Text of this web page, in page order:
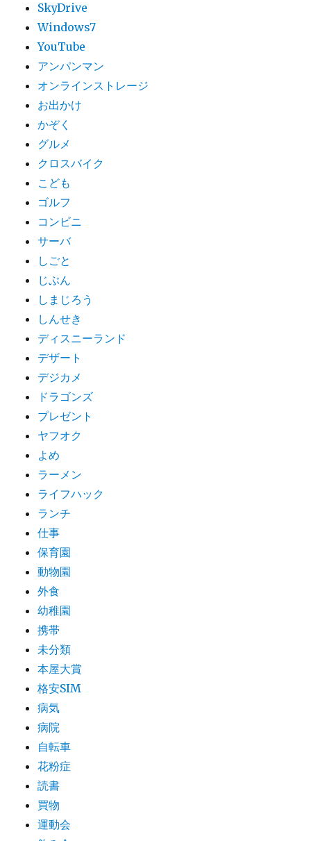
SkyDrive
Windows7
YouTube
アンパンマン
オンラインストレージ
お出かけ
かぞく
グルメ
クロスバイク
こども
ゴルフ
コンビニ
サーバ
しごと
じぶん
しまじろう
しんせき
ディスニーランド
デザート
デジカメ
ドラゴンズ
プレゼント
ヤフオク
よめ
ラーメン
ライフハック
ランチ
仕事
保育園
動物園
外食
幼稚園
携帯
未分類
本屋大賞
格安SIM
病気
病院
自転車
花粉症
読書
買物
運動会